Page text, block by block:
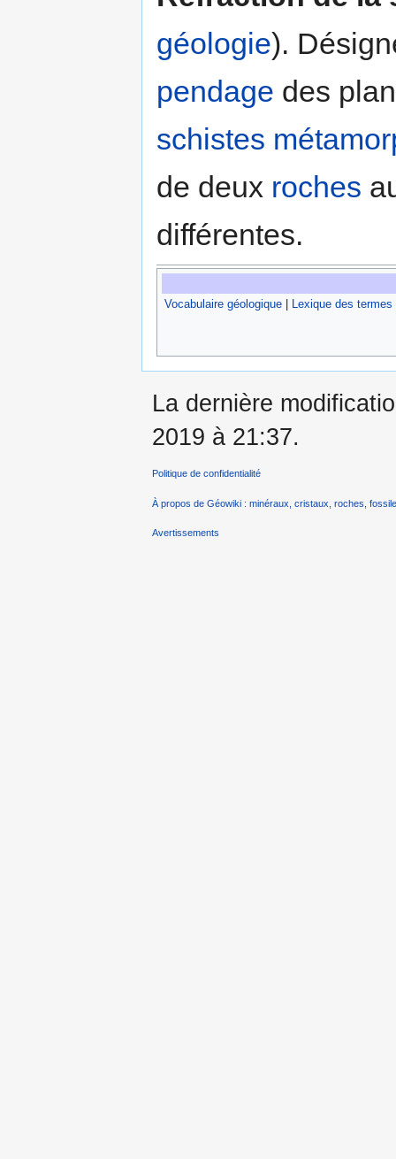
géologie).
pendage des
schistes
de deux roches
différentes.
Vocabulaire géologique| Lexique des
La dernière
2019 à 21:37.
Politique de confidentialité
À propos de Géowiki : minéraux, cristaux, roches,
Avertissements